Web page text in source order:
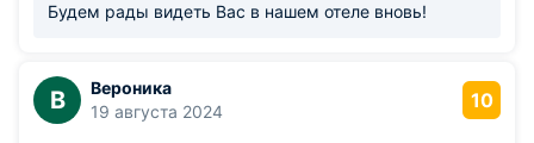
Будем рады видеть Вас в нашем отеле вновь!
В
Вероника
19 августа 2024
10